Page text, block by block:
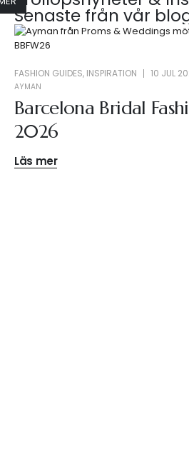
Senaste från vår
FASHION GUIDES, INSPIRATION 10 JUL
AYMAN
Barcelona Bridal
2026
Läs mer